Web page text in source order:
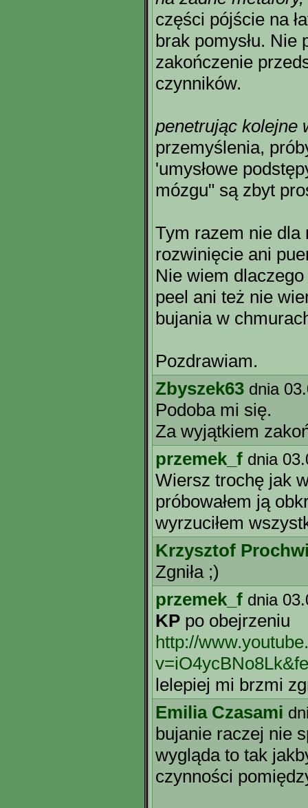
części pójście na
brak pomysłu. Nie
zakończenie
czynników.
penetrując kolejne
przemyślenia,
'umysłowe
mózgu" są zbyt
Tym razem nie dla
rozwinięcie ani
Nie wiem
peel ani też nie
bujania w
Pozdrawiam.
Zbyszek63 dnia
Podoba mi się.
Za wyjątkiem
przemek_f dnia
Wiersz trochę jak
próbowałem ją
wyrzuciłem
Krzysztof
Zgniła ;)
przemek_f dnia
KP po obejrzeniu
http://
lelepiej mi brzmi
Emilia Czasami
bujanie raczej nie
wygląda to tak
czynności